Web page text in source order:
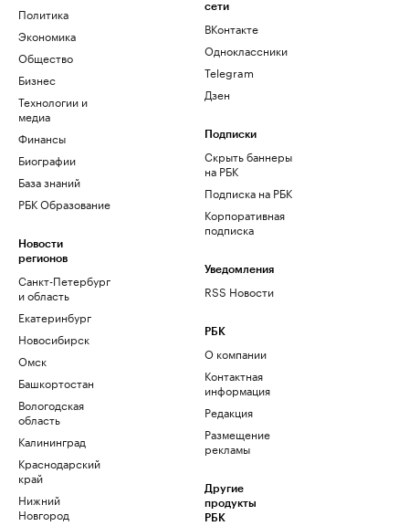
Политика
Экономика
Общество
Бизнес
Технологии и
медиа
Финансы
Биографии
База знаний
РБК Образование
Новости
регионов
Санкт-Петербург
и область
Екатеринбург
Новосибирск
Омск
Башкортостан
Вологодская
область
Калининград
Краснодарский
край
Нижний
Новгород
сети
ВКонтакте
Одноклассники
Telegram
Дзен
Подписки
Скрыть баннеры
на РБК
Подписка на РБК
Корпоративная
подписка
Уведомления
RSS Новости
РБК
О компании
Контактная
информация
Редакция
Размещение
рекламы
Другие
продукты
РБК